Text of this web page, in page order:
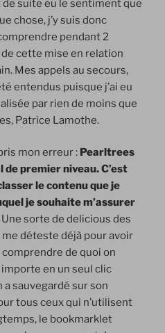
suite eu le sentiment que
chose, j’y suis donc
pendant 2
cette mise en relation
Mes appels au secours,
entendus puisque j’ai eu
par rien de moins que
Patrice Lamothe.
mon erreur : Pearltrees
de premier niveau. C’est
le contenu que je
je souhaite m’assurer
Une sorte de delicious des
déteste déjà pour avoir
comprendre de quoi on
importe en un seul clic
a sauvegardé sur son
tous ceux qui n’utilisent
le bookmarklet